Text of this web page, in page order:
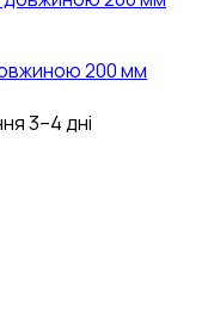
200 мм
3–4 дні